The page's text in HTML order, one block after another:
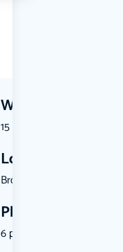
Wanneer?
15 July 2026 | 12:30
Locatie
Brouwerstr...
Plekken
6 plekken beschikbaar